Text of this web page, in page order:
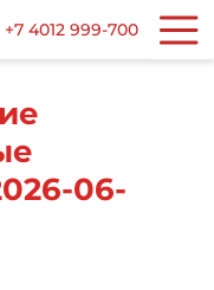
+7 4012 999-700
06-